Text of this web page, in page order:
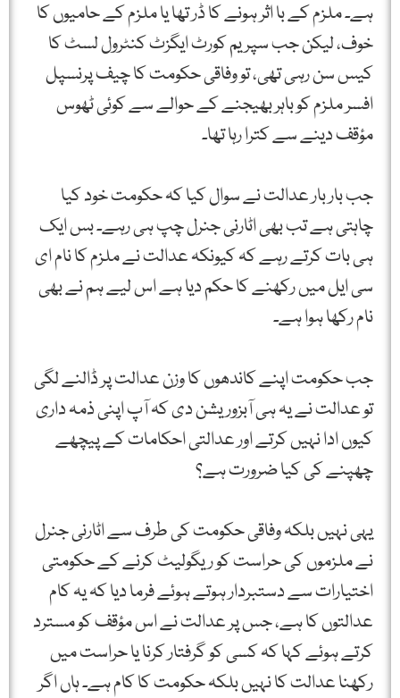
ہے۔ ملزم کے با اثر ہونے کا ڈر تھا یا ملزم کے حامیوں کا
خوف، لیکن جب سپریم کورٹ ایگزٹ کنٹرول لسٹ کا
کیس سن رہی تھی، تو وفاقی حکومت کا چیف پرنسپل
افسر ملزم کو باہر بھیجنے کے حوالے سے کوئی ٹھوس
مؤقف دینے سے کترا رہا تھا۔
جب بار بار عدالت نے سوال کیا کہ حکومت خود کیا
چاہتی ہے تب بھی اٹارنی جنرل چپ ہی رہے۔ بس ایک
ہی بات کرتے رہے کہ کیونکہ عدالت نے ملزم کا نام ای
سی ایل میں رکھنے کا حکم دیا ہے اس لیے ہم نے بھی
نام رکھا ہوا ہے۔
جب حکومت اپنے کاندھوں کا وزن عدالت پر ڈالنے لگی
تو عدالت نے یہ ہی آبزوریشن دی کہ آپ اپنی ذمہ داری
کیوں ادا نہیں کرتے اور عدالتی احکامات کے پیچھے
چھپنے کی کیا ضرورت ہے؟
یہی نہیں بلکہ وفاقی حکومت کی طرف سے اٹارنی جنرل
نے ملزموں کی حراست کو ریگولیٹ کرنے کے حکومتی
اختیارات سے دستبردار ہوتے ہوئے فرما دیا کہ یہ کام
عدالتوں کا ہے، جس پر عدالت نے اس مؤقف کو مسترد
کرتے ہوئے کہا کہ کسی کو گرفتار کرنا یا حراست میں
رکھنا عدالت کا نہیں بلکہ حکومت کا کام ہے۔ ہاں اگر